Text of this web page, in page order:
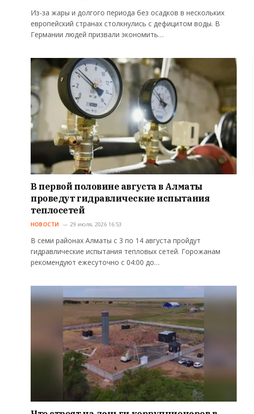
Из-за жары и долгого периода без осадков в нескольких
европейский странах столкнулись с дефицитом воды. В
Германии людей призвали экономить…
В первой половине августа в Алматы
проведут гидравлические испытания
теплосетей
НОВОСТИ 29 июля, 2026 16:53
В семи районах Алматы с 3 по 14 августа пройдут
гидравлические испытания тепловых сетей. Горожанам
рекомендуют ежесуточно с 04:00 до…